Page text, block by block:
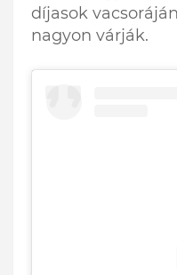
díjasok
nagyon várják.